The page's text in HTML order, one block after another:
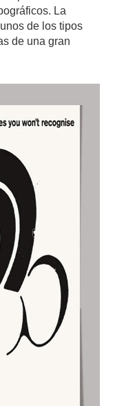
La
de los tipos
de una gran